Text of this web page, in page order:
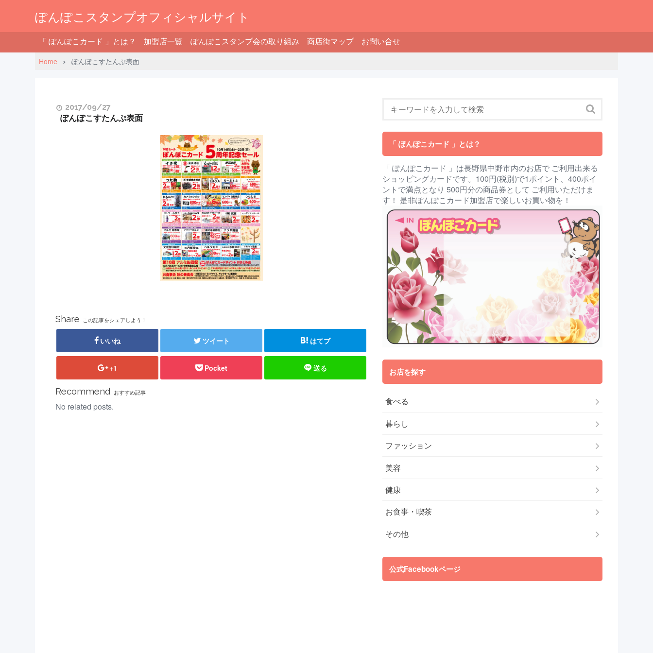
ぽんぽこスタンプオフィシャルサイト
「 ぽんぽこカード 」とは？ 加盟店一覧 ぽんぽこスタンプ会の取り組み 商店街マップ お問い合せ
Home ぽんぽこすたんぷ表面
2017/09/27
ぽんぽこすたんぷ表面
Share この記事をシェアしよう！
いいね ツイート はてブ
+1 Pocket 送る
Recommend おすすめ記事
No related posts.
「 ぽんぽこカード 」とは？
「 ぽんぽこカード 」は長野県中野市内のお店で ご利用出来る
ショッピングカードです。100円(税別)で1ポイント、400ポイ
ントで満点となり 500円分の商品券として ご利用いただけま
す！ 是非ぽんぽこカード加盟店で楽しいお買い物を！
お店を探す
食べる
暮らし
ファッション
美容
健康
お食事・喫茶
その他
公式Facebookページ